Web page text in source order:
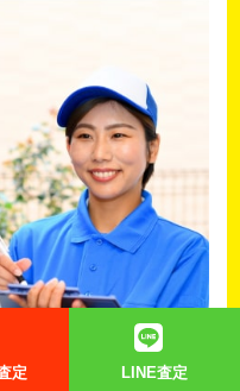
定 LINE査定